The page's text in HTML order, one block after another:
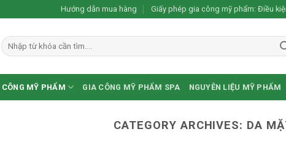
Hướng dẫn mua hàng Giấy phép gia công mỹ phẩm: Điều
CÔNG MỸ PHẨM GIA CÔNG MỸ PHẨM SPA NGUYÊN LIỆU MỸ PHẨM
CATEGORY ARCHIVES: DA